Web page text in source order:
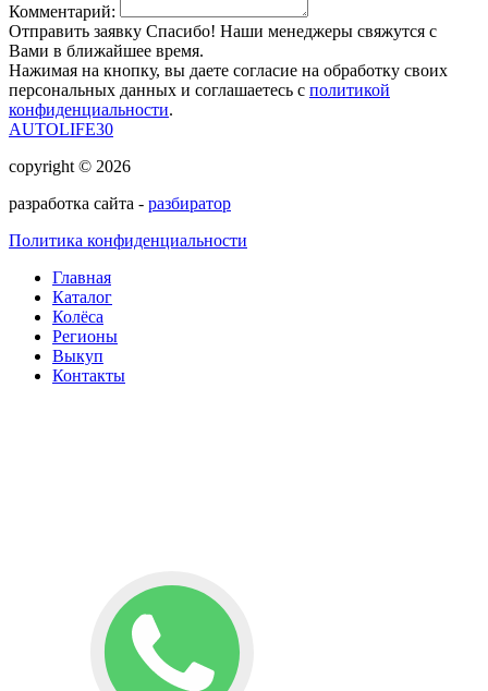
Комментарий:
Отправить заявку Спасибо! Наши менеджеры свяжутся с
Вами в ближайшее время.
Нажимая на кнопку, вы даете согласие на обработку своих
персональных данных и соглашаетесь с политикой
конфиденциальности.
AUTOLIFE30
copyright © 2026
разработка сайта - разбиратор
Политика конфиденциальности
Главная
Каталог
Колёса
Регионы
Выкуп
Контакты